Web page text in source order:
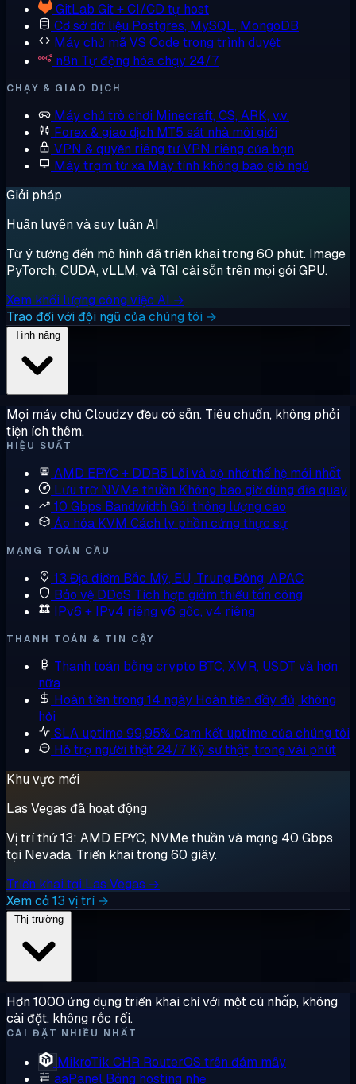
GitLab Git + CI/CD tự host
Cơ sở dữ liệu Postgres, MySQL, MongoDB
Máy chủ mãVS Code trong trình duyệt
n8n Tự động hóa chạy 24/7
CHẠY & GIAO DỊCH
Máy chủ trò chơi Minecraft, CS, ARK, v.v.
Forex & giao dịch MT5 sát nhà môi giới
VPN & quyền riêng tưVPN riêng của bạn
Máy trạm từ xa Máy tính không bao giờ ngủ
Giải pháp
Huấn luyện và suy luận AI
Từ ý tưởng đến mô hình đã triển khai trong 60 phút. Image
PyTorch, CUDA, vLLM, và TGI cài sẵn trên mọi gói GPU.
Xem khối lượng công việc AI →
Trao đổi với đội ngũ của chúng tôi →
Mọi máy chủ Cloudzy đều có sẵn. Tiêu chuẩn, không phải
tiện ích thêm.
HIỆU SUẤT
AMD EPYC + DDR5 Lõi và bộ nhớ thế hệ mới nhất
Lưu trữ NVMe thuần Không bao giờ dùng đĩa quay
10 Gbps Bandwidth Gói thông lượng cao
Ảo hóa KVM Cách ly phần cứng thực sự
MẠNG TOÀN CẦU
13 Địa điểm Bắc Mỹ, EU, Trung Đông, APAC
Bảo vệ DDoS Tích hợp giảm thiểu tấn công
IPv6 + IPv4 riêng v6 gốc, v4 riêng
THANH TOÁN & TIN CẬY
Thanh toán bằng crypto BTC, XMR, USDT và hơn
nữa
Hoàn tiền trong 14 ngày Hoàn tiền đầy đủ, không
hỏi
SLA uptime 99,95% Cam kết uptime của chúng tôi
Hỗ trợ người thật 24/7 Kỹ sư thật, trong vài phút
Khu vực mới
Las Vegas đã hoạt động
Vị trí thứ 13: AMD EPYC, NVMe thuần và mạng 40 Gbps
tại Nevada. Triển khai trong 60 giây.
Triển khai tại Las Vegas →
Xem cả 13 vị trí →
Hơn 1000 ứng dụng triển khai chỉ với một cú nhấp, không
cài đặt, không rắc rối.
CÀI ĐẶT NHIỀU NHẤT
MikroTik CHR RouterOS trên đám mây
aaPanel Bảng hosting nhẹ